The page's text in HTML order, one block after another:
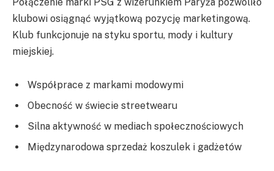
klubowi osiągnąć wyjątkową pozycję marketingową.
Klub funkcjonuje na styku sportu, mody i kultury
miejskiej.
Współprace z markami modowymi
Obecność w świecie streetwearu
Silna aktywność w mediach społecznościowych
Międzynarodowa sprzedaż koszulek i gadżetów